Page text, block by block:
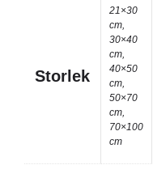
Storlek
21×30
cm,
30×40
cm,
40×50
cm,
50×70
cm,
70×100
cm